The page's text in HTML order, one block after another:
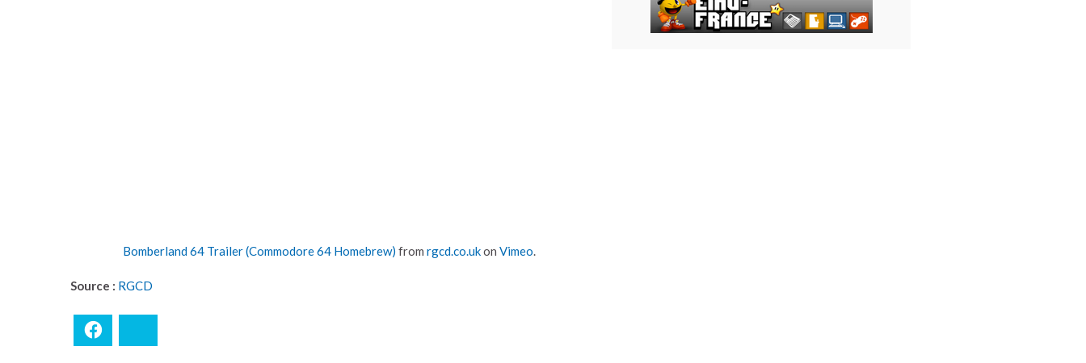
Bomberland 64 Trailer (Commodore 64 Homebrew) from rgcd.co.ukon Vimeo.
Source : RGCD